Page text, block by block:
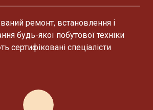
ремонт, встановлення і
будь-якої побутової техніки
сертифіковані спеціалісти